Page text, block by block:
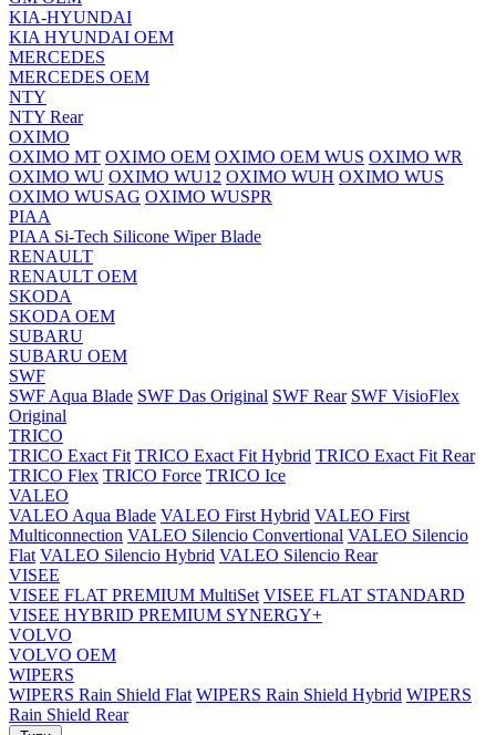
KIA-HYUNDAI
KIA HYUNDAI OEM
MERCEDES
MERCEDES OEM
NTY
NTY Rear
OXIMO
OXIMO MT OXIMO OEM OXIMO OEM WUS OXIMO WR
OXIMO WU OXIMO WU12 OXIMO WUH OXIMO WUS
OXIMO WUSAG OXIMO WUSPR
PIAA
PIAA Si-Tech Silicone Wiper Blade
RENAULT
RENAULT OEM
SKODA
SKODA OEM
SUBARU
SUBARU OEM
SWF
SWF Aqua Blade SWF Das Original SWF Rear SWF VisioFlex
Original
TRICO
TRICO Exact Fit TRICO Exact Fit Hybrid TRICO Exact Fit Rear
TRICO Flex TRICO Force TRICO Ice
VALEO
VALEO Aqua Blade VALEO First Hybrid VALEO First
Multiconnection VALEO Silencio Convertional VALEO Silencio
Flat VALEO Silencio Hybrid VALEO Silencio Rear
VISEE
VISEE FLAT PREMIUM MultiSet VISEE FLAT STANDARD
VISEE HYBRID PREMIUM SYNERGY+
VOLVO
VOLVO OEM
WIPERS
WIPERS Rain Shield Flat WIPERS Rain Shield Hybrid WIPERS
Rain Shield Rear